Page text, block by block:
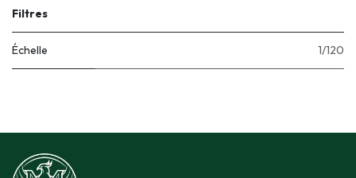
Filtres
Échelle 1/120